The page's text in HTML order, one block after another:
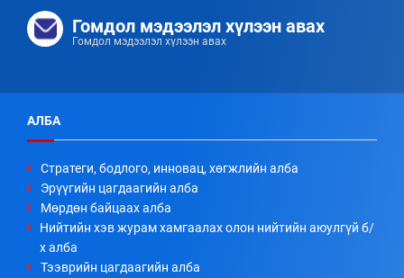
Гомдол мэдээлэл хүлээн авах
Гомдол мэдээлэл хүлээн авах
АЛБА
Стратеги, бодлого, инновац, хөгжлийн алба
Эрүүгийн цагдаагийн алба
Мөрдөн байцаах алба
Нийтийн хэв журам хамгаалах олон нийтийн аюулгүй б/
х алба
Тээврийн цагдаагийн алба